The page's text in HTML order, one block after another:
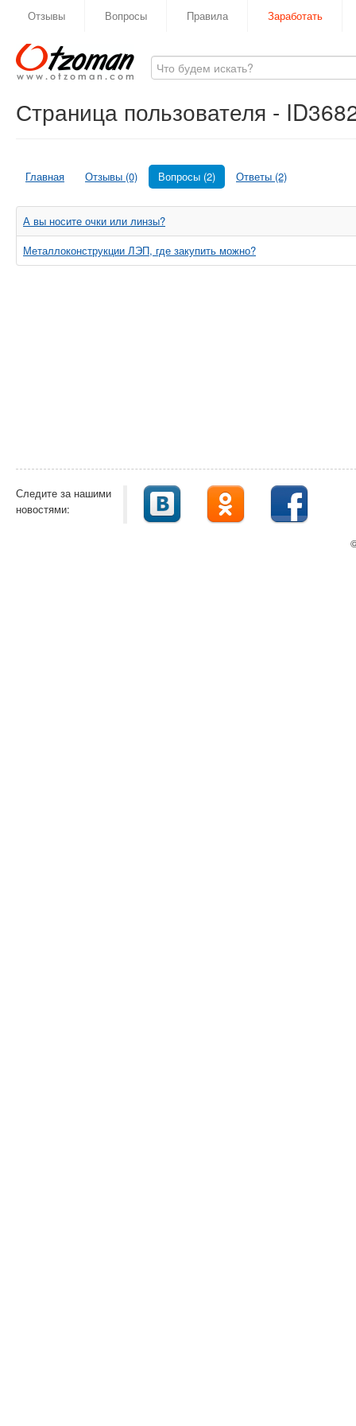
Отзывы Вопросы Правила Заработать
Страница пользователя -
Главная Отзывы (0) Вопросы (2) Ответы (2)
А вы носите очки или линзы?
Металлоконструкции ЛЭП, где закупить можно?
Следите за нашими
новостями: